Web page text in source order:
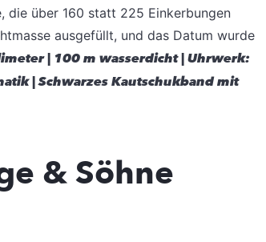
die über 160 statt 225 Einkerbungen
ausgefüllt, und das Datum wurde
| 100 m wasserdicht | Uhrwerk:
| Schwarzes Kautschukband mit
& Söhne